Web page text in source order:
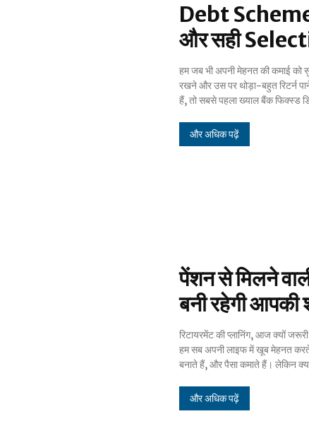
Debt
और सही
हम जब भी अपनी मेहनत की कमाई को
रखने और उस पर थोड़ा-बहुत रिटर्न
हैं, तो सबसे पहला ख्याल बैंक फिक्स्ड
(FD) का ही आता है। लेकिन जब महंगाई
और अधिक पढ़ें
पेंशन से मिलने
बनी रहेगी आपकी
रिटायरमेंट की प्लानिंग, आज क्यों
हम सब अपनी लाइफ में खूब मेहनत
बनाते हैं, और पैसा कमाते हैं। लेकिन
कभी सोचा है कि जब काम करने की
और अधिक पढ़ें